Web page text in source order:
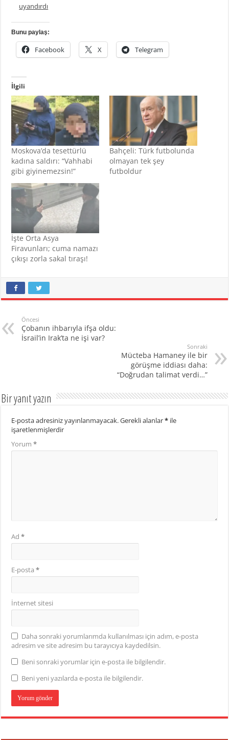
uyandırdı
Bunu paylaş:
Facebook X Telegram
İlgili
Moskova’da tesettürlü
kadına saldırı: “Vahhabi
gibi giyinemezsin!”
Bahçeli: Türk futbolunda
olmayan tek şey
futboldur
İşte Orta Asya
Firavunları; cuma namazı
çıkışı zorla sakal tıraşı!
Öncesi
Çobanın ihbarıyla ifşa oldu:
İsrail’in Irak’ta ne işi var?
Sonraki
Mücteba Hamaney ile bir
görüşme iddiası daha:
“Doğrudan talimat verdi…”
Bir yanıt yazın
E-posta adresiniz yayınlanmayacak.Gerekli alanlar* ile
işaretlenmişlerdir
Yorum*
Ad*
E-posta*
İnternet sitesi
Daha sonraki yorumlarımda kullanılması için adım, e-posta
adresim ve site adresim bu tarayıcıya kaydedilsin.
Beni sonraki yorumlar için e-posta ile bilgilendir.
Beni yeni yazılarda e-posta ile bilgilendir.